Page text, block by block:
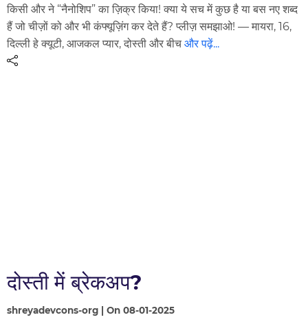
किसी और ने “नैनोशिप” का ज़िक्र किया! क्या ये सच में कुछ है या बस नए शब्द
हैं जो चीज़ों को और भी कंफ्यूज़िंग कर देते हैं? प्लीज़ समझाओ! — मायरा, 16,
दिल्ली हे क्यूटी, आजकल प्यार, दोस्ती और बीचऔर पढ़ें...
दोस्ती में ब्रेकअप?
shreyadevcons-org | On 08-01-2025